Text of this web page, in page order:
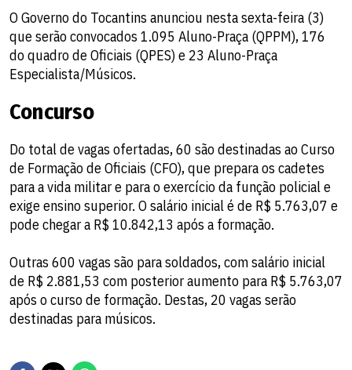
O Governo do Tocantins anunciou nesta sexta-feira (3)
que serão convocados 1.095 Aluno-Praça (QPPM), 176
do quadro de Oficiais (QPES) e 23 Aluno-Praça
Especialista/Músicos.
Concurso
Do total de vagas ofertadas, 60 são destinadas ao Curso
de Formação de Oficiais (CFO), que prepara os cadetes
para a vida militar e para o exercício da função policial e
exige ensino superior. O salário inicial é de R$ 5.763,07 e
pode chegar a R$ 10.842,13 após a formação.
Outras 600 vagas são para soldados, com salário inicial
de R$ 2.881,53 com posterior aumento para R$ 5.763,07
após o curso de formação. Destas, 20 vagas serão
destinadas para músicos.